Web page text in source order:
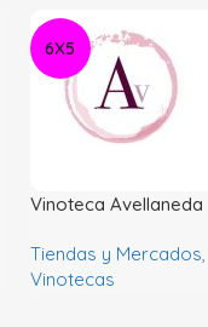
6X5
Vinoteca Avellaneda
Tiendas y Mercados,
Vinotecas